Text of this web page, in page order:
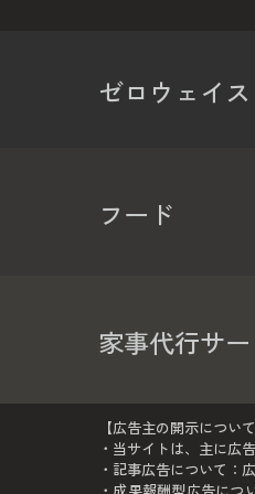
ゼロウェイス
フード
家事代行サ
【広告主の開示について
・当サイトは、主に広
・記事広告について